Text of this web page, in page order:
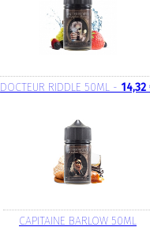
DOCTEUR RIDDLE 50ML - 14,32
CAPITAINE BARLOW 50ML